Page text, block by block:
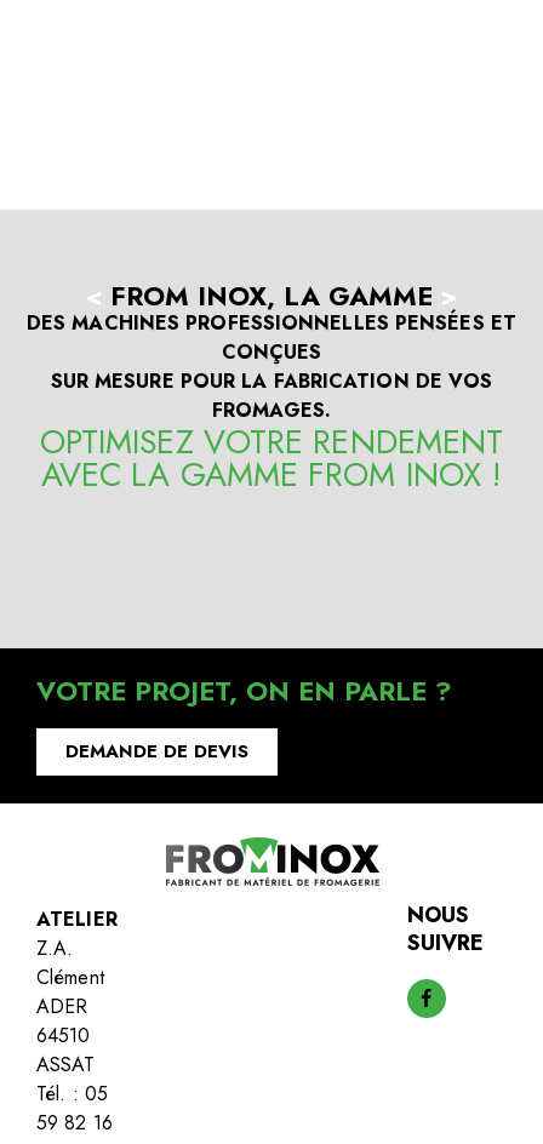
< FROM INOX, LA GAMME >
DES MACHINES PROFESSIONNELLES PENSÉES ET
CONÇUES
SUR MESURE POUR LA FABRICATION DE VOS
FROMAGES.
OPTIMISEZ VOTRE RENDEMENT
AVEC LA GAMME FROM INOX !
VOTRE PROJET, ON EN PARLE ?
DEMANDE DE DEVIS
ATELIER
Z.A.
Clément
ADER
64510
ASSAT
Tél. : 05
59 82 16
NOUS
SUIVRE